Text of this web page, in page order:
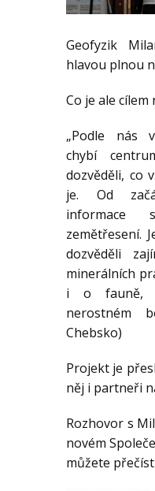
Geofyzik
hlavou plnou
Co je ale
„Podle nás
chybí
dozvěděli, co
je. Od
informace
zemětřesení.
dozvěděli
minerálních
i o fauně,
nerostném
Chebsko)
Projekt je
něj i partneři
Rozhovor s
novém
můžete přečíst